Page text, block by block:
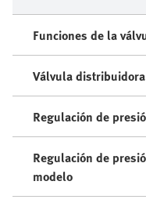
Funciones de la
Válvula
Regulación de
Regulación de
modelo